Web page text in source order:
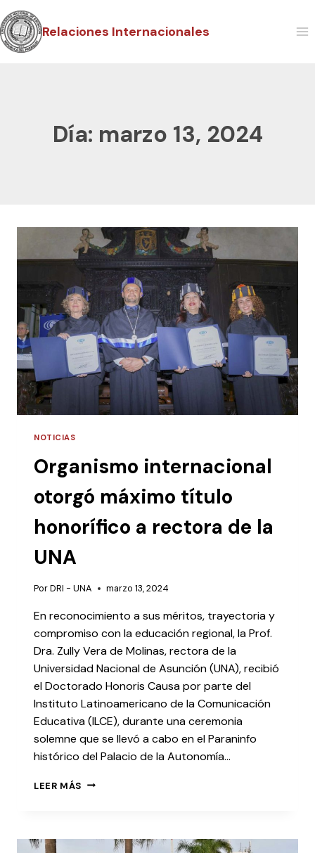
Relaciones Internacionales
Día: marzo 13, 2024
NOTICIAS
Organismo internacional
otorgó máximo título
honorífico a rectora de la
UNA
PorDRI - UNA marzo 13, 2024
En reconocimiento a sus méritos, trayectoria y
compromiso con la educación regional, la Prof.
Dra. Zully Vera de Molinas, rectora de la
Universidad Nacional de Asunción (UNA), recibió
el Doctorado Honoris Causa por parte del
Instituto Latinoamericano de la Comunicación
Educativa (ILCE), durante una ceremonia
solemne que se llevó a cabo en el Paraninfo
histórico del Palacio de la Autonomía…
LEER MÁS